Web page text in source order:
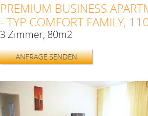
PREMIUM BUSINESS
- TYP COMFORT FAMILY,
3 Zimmer, 80m2
ANFRAGE SENDEN